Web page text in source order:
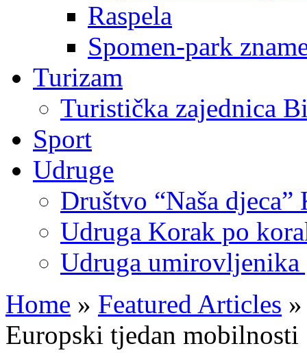
Raspela
Spomen-park
Turizam
Turistička zajednica
Sport
Udruge
Društvo “Naša djeca”
Udruga Korak po
Udruga umirovljenika
Home » Featured Articles »
Europski tjedan mobilnosti